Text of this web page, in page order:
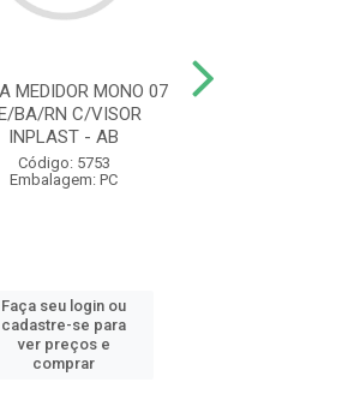
MEDIDOR MONO 07
BA/RN C/VISOR
INPLAST - AB
Código: 5753
Embalagem: PC
Faça seu login ou
cadastre-se para
ver preços e
comprar